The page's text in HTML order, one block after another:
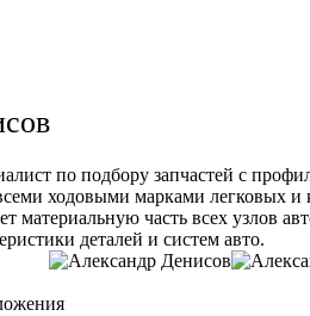
по подбору запчастей с
ходовыми марками легковых и
материальную часть всех узлов
деталей и систем авто.